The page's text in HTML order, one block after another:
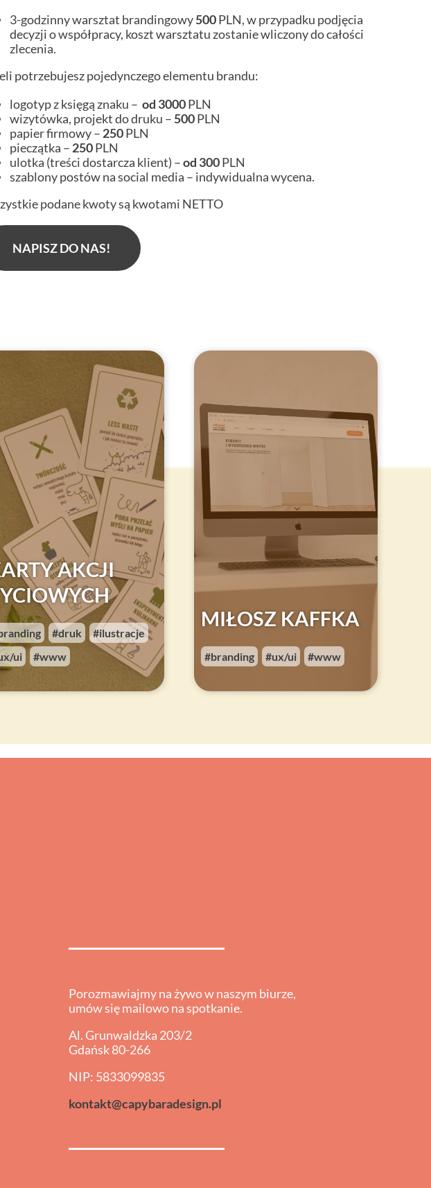
3-godzinny warsztat brandingowy500PLN, w przypadku podjęcia
decyzji o współpracy, koszt warsztatu zostanie wliczony do całości
zlecenia.
potrzebujesz pojedynczego elementu brandu:
logotyp z księgą znaku – od 3000PLN
wizytówka, projekt do druku – 500PLN
papier firmowy – 250PLN
pieczątka – 250PLN
ulotka (treści dostarcza klient) –od 300PLN
szablony postów na social media – indywidualna wycena.
podane kwoty są kwotami NETTO
NAPISZ DO NAS!
AKCJI
druk ilustracje ,
ui www
MIŁOSZ KAFFKA
branding ux/ui www
Porozmawiajmy na żywo w naszym biurze,
umów się mailowo na spotkanie.
Al. Grunwaldzka 203/2
Gdańsk 80-266
NIP: 5833099835
kontakt@capybaradesign.pl